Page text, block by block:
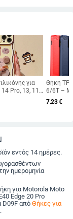
για
Pro, 13, 11,
Pro Max
–
Καφέ
Θήκη
6/6T –
Μοτίβο
7.23€
εντός 14 ημέρες.
ημερομηνία
για Motorola Moto
Edge 20 Pro
D09F από Θήκες για